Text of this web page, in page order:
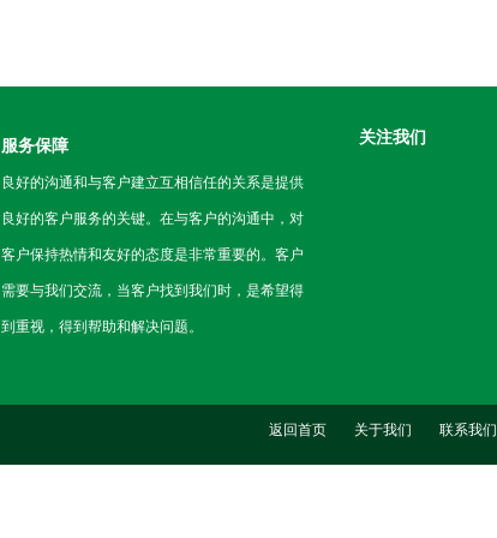
服务保障
良好的沟通和与客户建立互相信任的关系是提供
良好的客户服务的关键。在与客户的沟通中，对
客户保持热情和友好的态度是非常重要的。客户
需要与我们交流，当客户找到我们时，是希望得
到重视，得到帮助和解决问题。
关注我们
返回首页 关于我们 联系我们